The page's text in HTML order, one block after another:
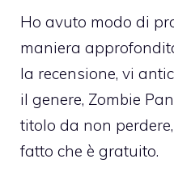
Ho avuto modo di
maniera
la recensione, vi
il genere, Zombie
titolo da non
fatto che è gratuito.